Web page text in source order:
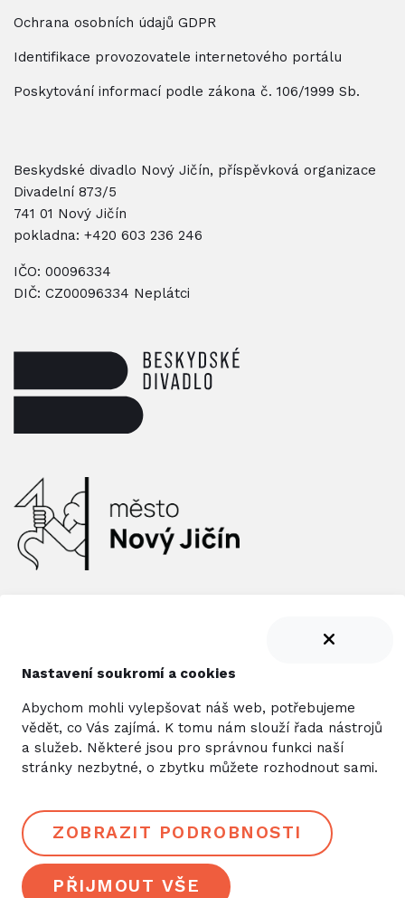
Ochrana osobních údajů GDPR
Identifikace provozovatele internetového portálu
Poskytování informací podle zákona č. 106/1999 Sb.
Beskydské divadlo Nový Jičín, příspěvková organizace
Divadelní 873/5
741 01 Nový Jičín
pokladna: +420 603 236 246
IČO: 00096334
DIČ: CZ00096334 Neplátci
NEWSLETTER
Nastavení soukromí a cookies
Abychom mohli vylepšovat náš web, potřebujeme
vědět, co Vás zajímá. K tomu nám slouží řada nástrojů
a služeb. Některé jsou pro správnou funkci naší
stránky nezbytné, o zbytku můžete rozhodnout sami.
ZOBRAZIT PODROBNOSTI
PŘIJMOUT VŠE